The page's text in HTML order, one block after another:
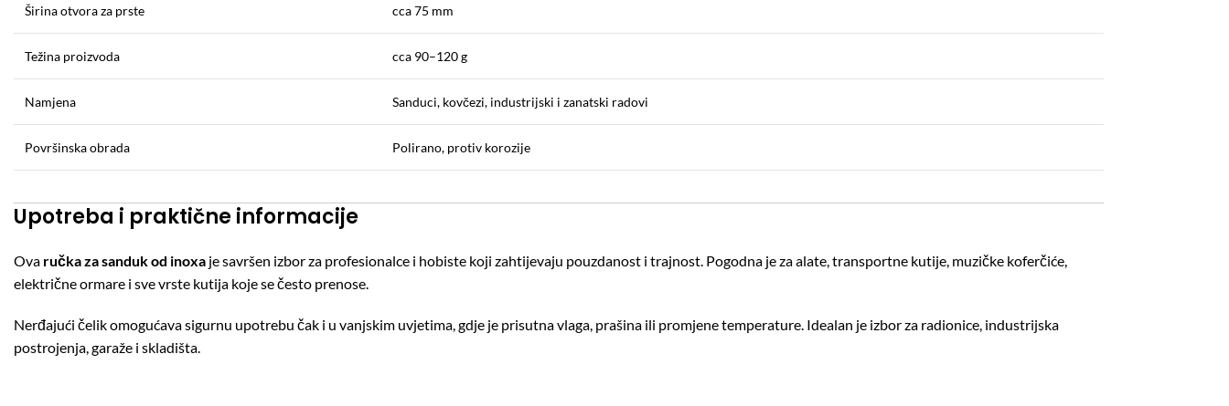
Širina otvora za prste cca 75 mm
Težina proizvoda cca 90–120 g
Namjena Sanduci, kovčezi, industrijski i zanatski radovi
Površinska obrada Polirano, protiv korozije
Upotreba i praktične informacije
Ova ručka za sanduk od inoxa je savršen izbor za profesionalce i hobiste koji zahtijevaju pouzdanost i trajnost. Pogodna je za alate, transportne kutije, muzičke koferčiće,
električne ormare i sve vrste kutija koje se često prenose.
Nerđajući čelik omogućava sigurnu upotrebu čak i u vanjskim uvjetima, gdje je prisutna vlaga, prašina ili promjene temperature. Idealan je izbor za radionice, industrijska
postrojenja, garaže i skladišta.